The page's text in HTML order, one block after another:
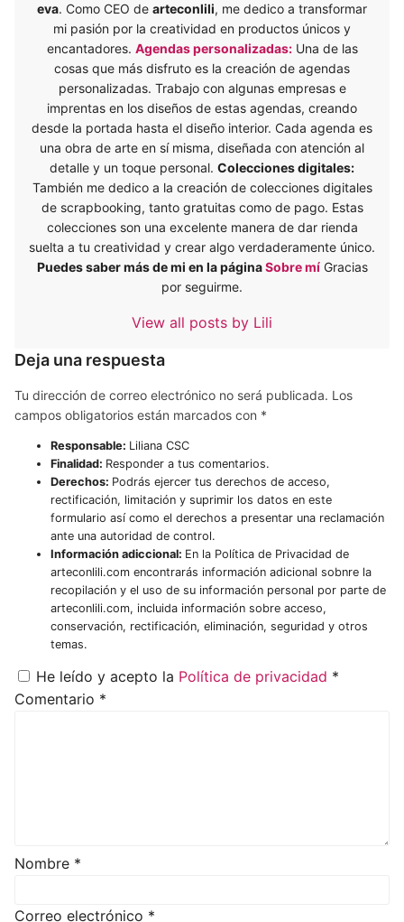
eva. Como CEO de arteconlili, me dedico a transformar
mi pasión por la creatividad en productos únicos y
encantadores. Agendas personalizadas:Una de las
cosas que más disfruto es la creación de agendas
personalizadas. Trabajo con algunas empresas e
imprentas en los diseños de estas agendas, creando
desde la portada hasta el diseño interior. Cada agenda es
una obra de arte en sí misma, diseñada con atención al
detalle y un toque personal. Colecciones digitales:
También me dedico a la creación de colecciones digitales
de scrapbooking, tanto gratuitas como de pago. Estas
colecciones son una excelente manera de dar rienda
suelta a tu creatividad y crear algo verdaderamente único.
Puedes saber más de mi en la páginaSobre míGracias
por seguirme.
View all posts by Lili
Deja una respuesta
Tu dirección de correo electrónico no será publicada. Los
campos obligatorios están marcados con *
Comentario *
Nombre *
Correo electrónico *
Responsable: Liliana CSC
Finalidad: Responder a tus comentarios.
Derechos: Podrás ejercer tus derechos de acceso,
rectificación, limitación y suprimir los datos en este
formulario así como el derechos a presentar una reclamación
ante una autoridad de control.
Información adiccional: En la Política de Privacidad de
arteconlili.com encontrarás información adicional sobnre la
recopilación y el uso de su información personal por parte de
arteconlili.com, incluida información sobre acceso,
conservación, rectificación, eliminación, seguridad y otros
temas.
He leído y acepto la Política de privacidad *